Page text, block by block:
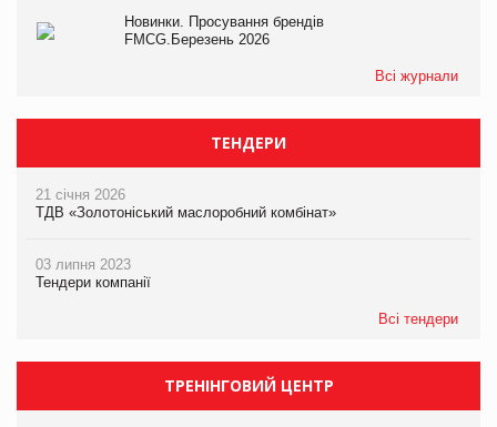
Новинки. Просування брендів
FMCG.Березень 2026
Всі журнали
ТЕНДЕРИ
21 січня 2026
ТДВ «Золотоніський маслоробний комбінат»
03 липня 2023
Тендери компанії
Всі тендери
ТРЕНІНГОВИЙ ЦЕНТР